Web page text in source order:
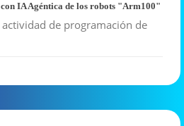
IA Agéntica de los robots "Arm100"
de programación de